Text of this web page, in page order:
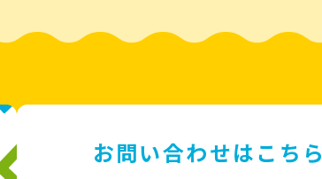
お問い合わせはこちら